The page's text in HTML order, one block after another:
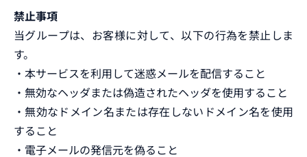
禁止事項
当グループは、お客様に対して、以下の行為を禁止しま
す。
・本サービスを利用して迷惑メールを配信すること
・無効なヘッダまたは偽造されたヘッダを使用すること
・無効なドメイン名または存在しないドメイン名を使用
すること
・電子メールの発信元を偽ること